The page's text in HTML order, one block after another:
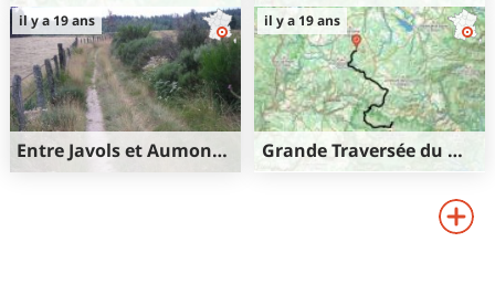
36km
810m
810m
31km
600m
600m
il y a 19 ans
Entre Javols et Aumont-Aubrac
il y a 19 ans
Grande Traversée du Massif Central - Le Giraldès - Mont-Lozère (Etape 6/12)